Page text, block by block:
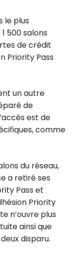
le plus
500 salons
de crédit
Priority Pass
un autre
de
est de
comme
du réseau,
a retiré ses
Pass et
Priority
n’ouvre plus
ainsi que
disparu.